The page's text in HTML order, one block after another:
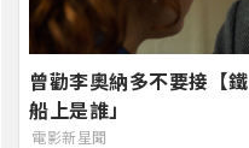
曾勸李奧納多不要接【
船上是誰」
電影新星聞